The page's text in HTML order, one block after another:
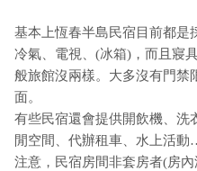
基本上恆春半島民宿目前都是
冷氣、電視、(冰箱)，而且寢
般旅館沒兩樣。大多沒有門禁
面。
有些民宿還會提供開飲機、洗
閒空間、代辦租車、水上活
注意，民宿房間非套房者(房